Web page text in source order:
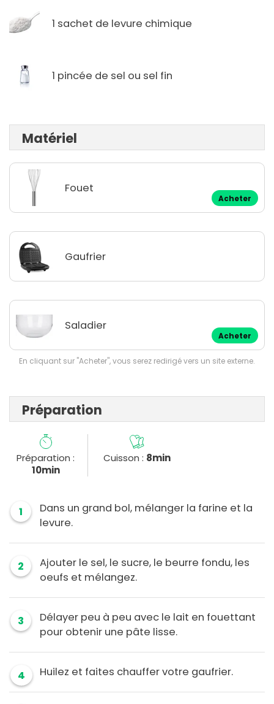
1 sachet de levure chimique
1 pincée de sel ou sel fin
Matériel
Fouet
Acheter
Gaufrier
Saladier
Acheter
En cliquant sur "Acheter", vous serez redirigé vers un site externe.
Préparation
Préparation :
10min
Cuisson : 8min
1
Dans un grand bol, mélanger la farine et la
levure.
2
Ajouter le sel, le sucre, le beurre fondu, les
oeufs et mélangez.
3
Délayer peu à peu avec le lait en fouettant
pour obtenir une pâte lisse.
4 Huilez et faites chauffer votre gaufrier.